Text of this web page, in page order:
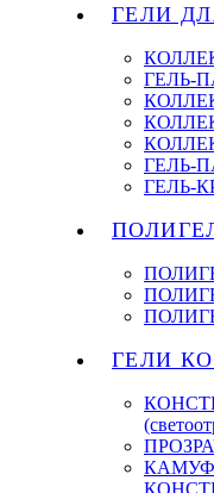
ГЕЛИ
ГЕЛЬ-
ГЕЛЬ-
ГЕЛЬ-
ГЕЛИ